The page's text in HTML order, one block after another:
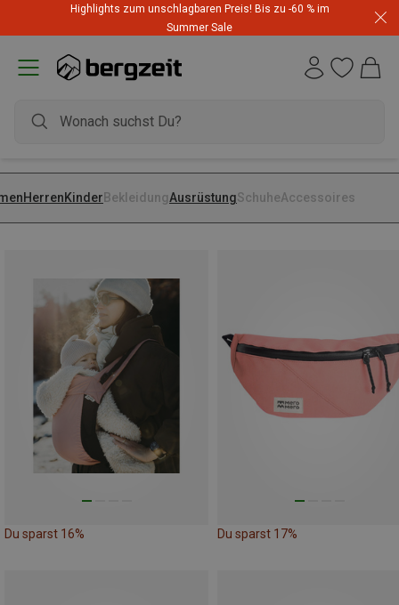
Highlights zum unschlagbaren Preis! Bis zu -60 % im
Summer Sale
HerrenKinder BekleidungAusrüstungSchuheAccessoires
Du sparst 16% Du sparst 17%